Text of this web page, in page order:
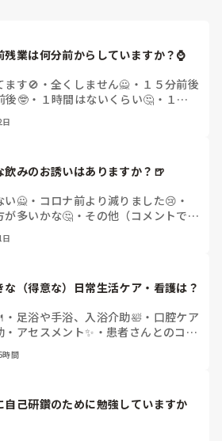
残業は何分前からしていますか？⌚
ます🚫 ・ 全くしません🙅 ・ １５分前後
後🤓 ・ １時間はないくらい🤔 ・ １時
飲みのお誘いはありますか？🍺
い🙅 ・ コロナ前より減りました😢 ・
が多いかな🤔 ・ その他（コメントで教
な（得意な）日常生活ケア・看護は？
・ 足浴や手浴、入浴介助🛀 ・ 口腔ケア
・アセスメント✨ ・ 患者さんとのコミ
い）
時間
自己研鑽のために勉強していますか